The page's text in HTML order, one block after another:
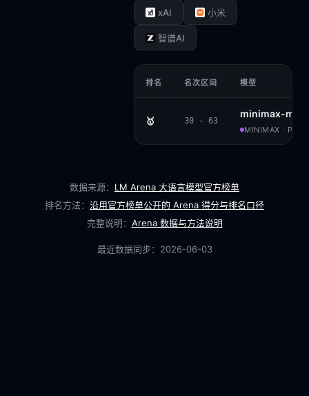
xAI 小米
智谱AI
排名 名次区间 模型
🥇 30 - 63
minimax-m3
MINIMAX ·
数据来源： LM Arena 大语言模型官方榜单
排名方法： 沿用官方榜单公开的 Arena 得分与排名口径
完整说明： Arena 数据与方法说明
最近数据同步： 2026-06-03